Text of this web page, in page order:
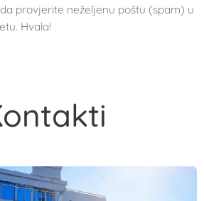
provjerite neželjenu poštu (spam) u
Hvala!